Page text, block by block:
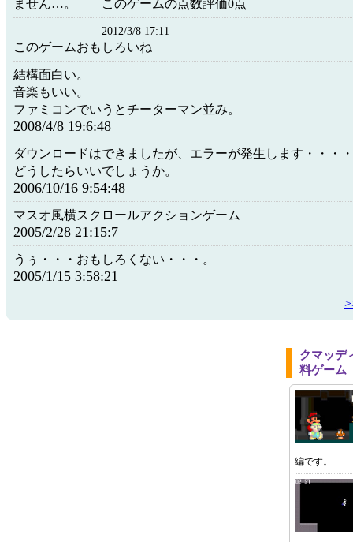
ません…。 このゲームの点数評価0点
2012/3/8 17:11
このゲームおもしろいね
結構面白い。
音楽もいい。
ファミコンでいうとチーターマン並み。
2008/4/8 19:6:48
ダウンロードはできましたが、エラーが発生します・・・
どうしたらいいでしょうか。
2006/10/16 9:54:48
マスオ風横スクロールアクションゲーム
2005/2/28 21:15:7
うぅ・・・おもしろくない・・・。
2005/1/15 3:58:21
クマッデ
料ゲーム
編です。